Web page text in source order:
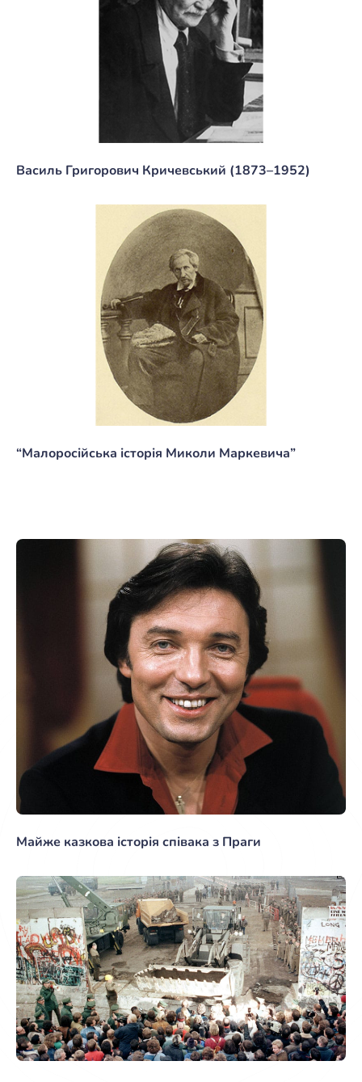
Василь Григорович Кричевський (1873–1952)
“Малоросійська історія Миколи Маркевича”
Майже казкова історія співака з Праги